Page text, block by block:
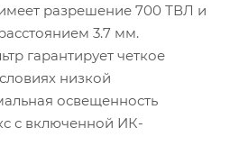
разрешение 700 ТВЛ и
3.7 мм.
гарантирует четкое
низкой
освещенность
с включенной ИК-